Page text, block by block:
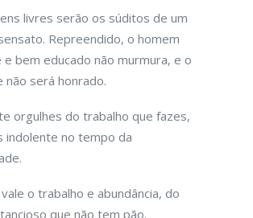
livres serão os súditos de um
Repreendido, o homem
bem educado não murmura, e o
não será honrado.
orgulhes do trabalho que fazes,
indolente no tempo da
o trabalho e abundância, do
que não tem pão.